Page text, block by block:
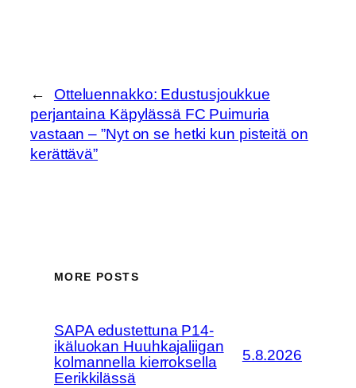
←
Otteluennakko: Edustusjoukkue
perjantaina Käpylässä FC Puimuria
vastaan – ”Nyt on se hetki kun pisteitä on
kerättävä”
MORE POSTS
SAPA edustettuna P14-
ikäluokan Huuhkajaliigan
kolmannella kierroksella
Eerikkilässä
5.8.2026